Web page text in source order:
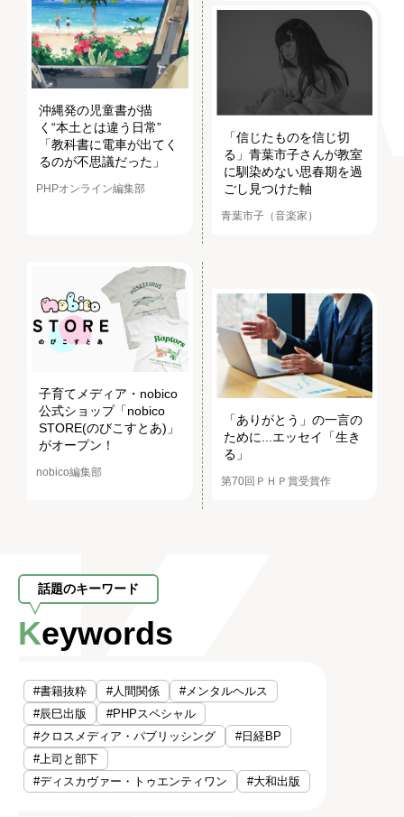
沖縄発の児童書が描
く“本土とは違う日常”
「教科書に電車が出てく
るのが不思議だった」
PHPオンライン編集部
「信じたものを信じ切
る」青葉市子さんが教室
に馴染めない思春期を過
ごし見つけた軸
青葉市子（音楽家）
子育てメディア・nobico
公式ショップ「nobico
STORE(のびこすとあ)」
がオープン！
nobico編集部
「ありがとう」の一言の
ために...エッセイ「生き
る」
第70回ＰＨＰ賞受賞作
話題のキーワード
Keywords
#書籍抜粋 #人間関係
#メンタルヘルス
#辰巳出版
#PHPスペシャル
#クロスメディア・パブリッシング
#日経BP
#上司と部下
#ディスカヴァー・トゥエンティワン
#大和出版